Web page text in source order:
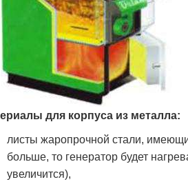
для корпуса из металла:
листы жаропрочной стали,
больше, то генератор будет
увеличится),